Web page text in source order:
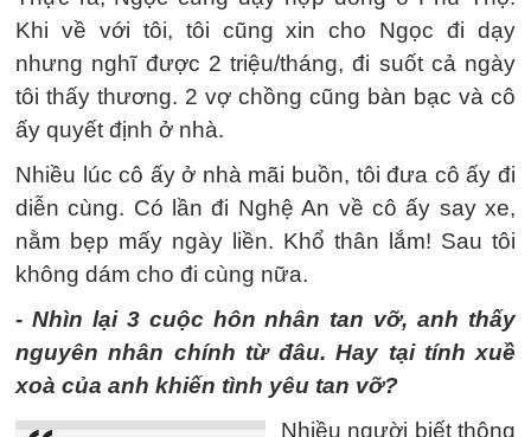
Khi về với tôi, tôi cũng xin cho Ngọc đi dạy
nhưng nghĩ được 2 triệu/tháng, đi suốt cả ngày
tôi thấy thương. 2 vợ chồng cũng bàn bạc và cô
ấy quyết định ở nhà.
Nhiều lúc cô ấy ở nhà mãi buồn, tôi đưa cô ấy đi
diễn cùng. Có lần đi Nghệ An về cô ấy say xe,
nằm bẹp mấy ngày liền. Khổ thân lắm! Sau tôi
không dám cho đi cùng nữa.
- Nhìn lại 3 cuộc hôn nhân tan vỡ, anh thấy
nguyên nhân chính từ đâu. Hay tại tính xuề
xoà của anh khiến tình yêu tan vỡ?
Nhiều người biết thông